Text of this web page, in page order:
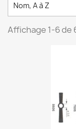
Nom, A à Z
Affichage 1-6 de